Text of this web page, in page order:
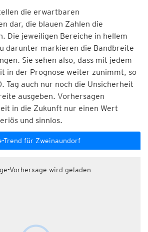
die erwartbaren
dar, die blauen Zahlen die
Die jeweiligen Bereiche in hellem
darunter markieren die Bandbreite
Sie sehen also, dass mit jedem
in der Prognose weiter zunimmt, so
Tag auch nur noch die Unsicherheit
ausgeben. Vorhersagen
in die Zukunft nur einen Wert
und sinnlos.
Trend für Zweinaundorf
Vorhersage wird geladen